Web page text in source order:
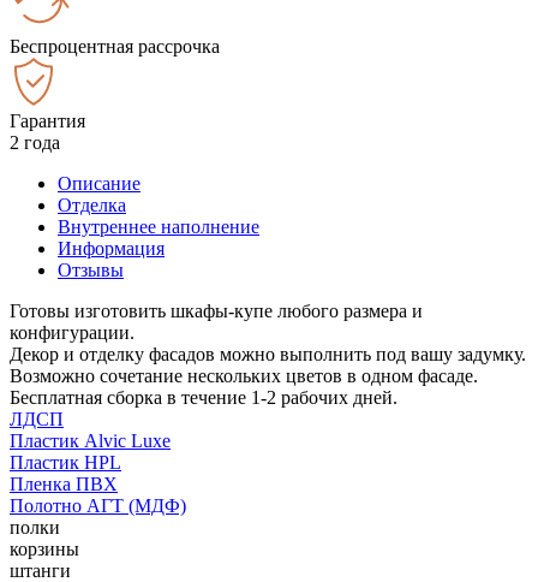
Беспроцентная рассрочка
Гарантия
2 года
Описание
Отделка
Внутреннее наполнение
Информация
Отзывы
Готовы изготовить шкафы-купе любого размера и
конфигурации.
Декор и отделку фасадов можно выполнить под вашу задумку.
Возможно сочетание нескольких цветов в одном фасаде.
Бесплатная сборка в течение 1-2 рабочих дней.
ЛДСП
Пластик Alvic Luxe
Пластик HPL
Пленка ПВХ
Полотно АГТ (МДФ)
полки
корзины
штанги